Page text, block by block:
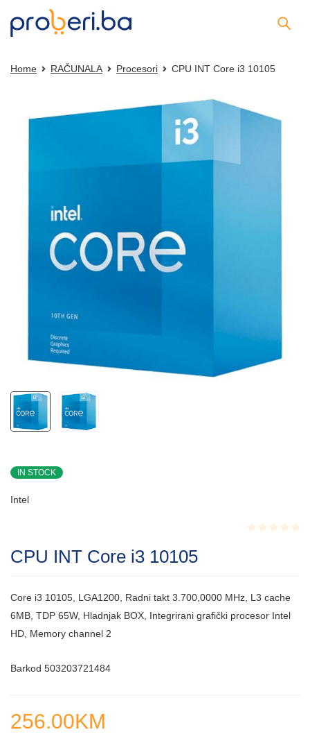
Home RAČUNALA Procesori CPU INT Core i3 10105
IN STOCK
Intel
CPU INT Core i3 10105
Core i3 10105, LGA1200, Radni takt 3.700,0000 MHz, L3 cache
6MB, TDP 65W, Hladnjak BOX, Integrirani grafički procesor Intel
HD, Memory channel 2
Barkod 503203721484
256.00KM